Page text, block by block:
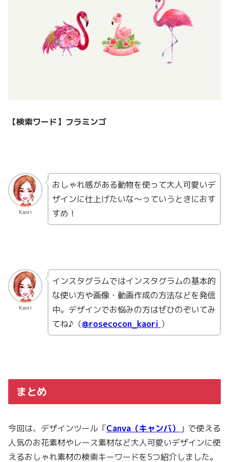
【検索ワード】 フラミンゴ
Kaori
おしゃれ感がある動物を使って大人可愛いデ
ザインに仕上げたいな〜っていうときにおす
すめ！
Kaori
インスタグラムではインスタグラムの基本的
な使い方や画像・動画作成の方法などを発信
中。デザインでお悩みの方はぜひのぞいてみ
てね♪（@rosecocon_kaori ）
まとめ
今回は、デザインツール「Canva（キャンバ）
」で使える
人気のお花素材やレース素材など大人可愛いデザインに使
えるおしゃれ素材の検索キーワードを5つ紹介しました。